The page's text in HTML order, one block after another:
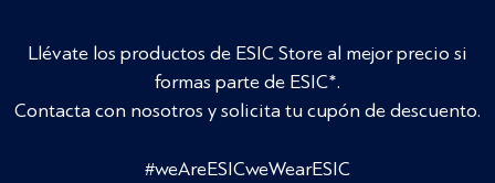
Llévate los productos de ESIC Store al mejor precio si
formas parte de ESIC*.
Contacta con nosotros y solicita tu cupón de descuento.
#weAreESICweWearESIC